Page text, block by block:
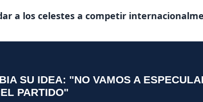
a los celestes a competir
SU IDEA: "NO VAMOS A
PARTIDO"